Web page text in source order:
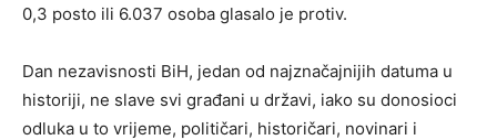
0,3 posto ili 6.037 osoba glasalo je protiv.
Dan nezavisnosti BiH, jedan od najznačajnijih datuma u
historiji, ne slave svi građani u državi, iako su donosioci
odluka u to vrijeme, političari, historičari, novinari i